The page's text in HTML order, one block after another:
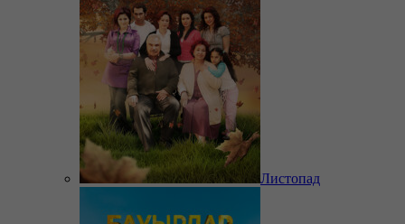
Листопад